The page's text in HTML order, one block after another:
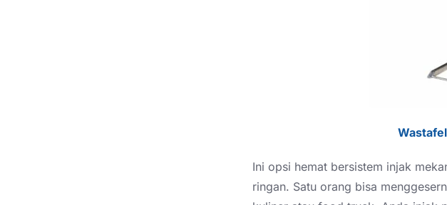
Ini opsi hemat bersistem injak
ringan. Satu orang bisa